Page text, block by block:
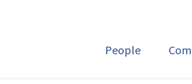
People